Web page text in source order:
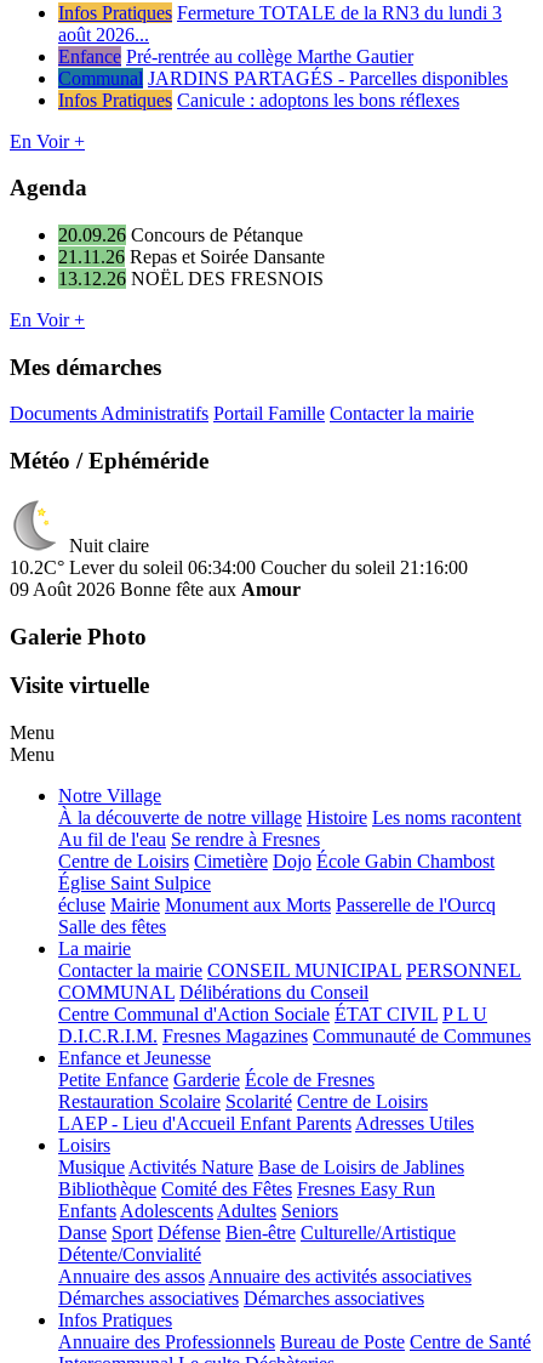
Infos Pratiques Fermeture TOTALE de la RN3 du lundi 3
août 2026...
Enfance Pré-rentrée au collège Marthe Gautier
Communal JARDINS PARTAGÉS - Parcelles disponibles
Infos Pratiques Canicule : adoptons les bons réflexes
En Voir +
Agenda
20.09.26 Concours de Pétanque
21.11.26 Repas et Soirée Dansante
13.12.26 NOËL DES FRESNOIS
En Voir +
Mes démarches
Documents Administratifs Portail Famille Contacter la mairie
Météo / Ephéméride
Nuit claire
10.2C° Lever du soleil 06:34:00 Coucher du soleil 21:16:00
09 Août 2026 Bonne fête aux Amour
Galerie Photo
Visite virtuelle
Menu
Menu
Notre Village
À la découverte de notre village Histoire Les noms racontent
Au fil de l'eau Se rendre à Fresnes
Centre de Loisirs Cimetière Dojo École Gabin Chambost
Église Saint Sulpice
écluse Mairie Monument aux Morts Passerelle de l'Ourcq
Salle des fêtes
La mairie
Contacter la mairie CONSEIL MUNICIPAL PERSONNEL
COMMUNAL Délibérations du Conseil
Centre Communal d'Action Sociale ÉTAT CIVIL P L U
D.I.C.R.I.M. Fresnes Magazines Communauté de Communes
Enfance et Jeunesse
Petite Enfance Garderie École de Fresnes
Restauration Scolaire Scolarité Centre de Loisirs
LAEP - Lieu d'Accueil Enfant Parents Adresses Utiles
Loisirs
Musique Activités Nature Base de Loisirs de Jablines
Bibliothèque Comité des Fêtes Fresnes Easy Run
Enfants Adolescents Adultes Seniors
Danse Sport Défense Bien-être Culturelle/Artistique
Détente/Convialité
Annuaire des assos Annuaire des activités associatives
Démarches associatives Démarches associatives
Infos Pratiques
Annuaire des Professionnels Bureau de Poste Centre de Santé